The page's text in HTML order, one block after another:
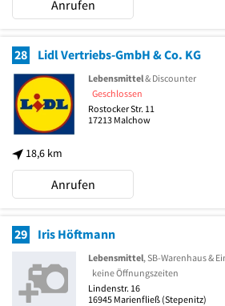
Anrufen
28 Lidl Vertriebs-GmbH & Co. KG
18,6 km
Lebensmittel& Discounter
Geschlossen
Rostocker Str. 11
17213 Malchow
Anrufen
29 Iris Höftmann
Lebensmittel, SB-Warenhaus &
keine Öffnungszeiten
Lindenstr. 16
16945 Marienfließ (Stepenitz)